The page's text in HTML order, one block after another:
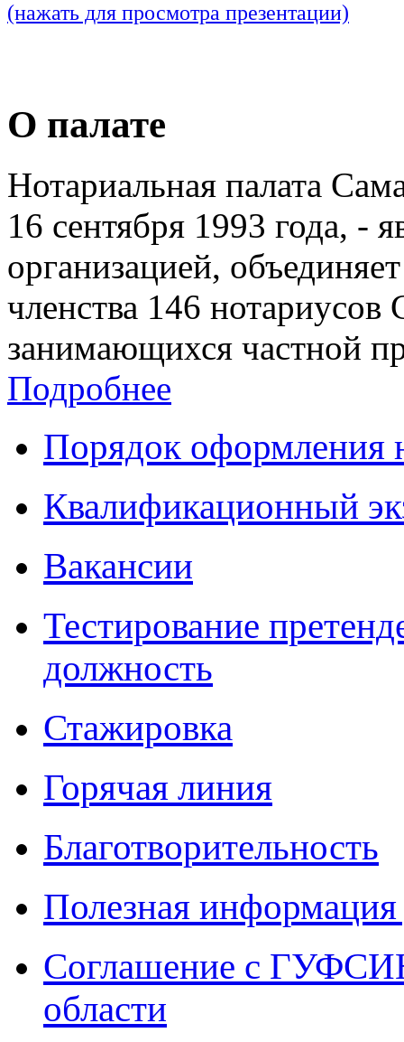
(нажать для просмотра презентации)
О палате
Нотариальная палата
16 сентября 1993 года, -
организацией,
членства 146 нотариусов
занимающихся частной
Подробнее
Порядок оформления
Квалификационный
Вакансии
Тестирование
должность
Стажировка
Горячая линия
Благотворительность
Полезная
Соглашение с
области